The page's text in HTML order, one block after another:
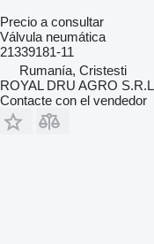
Precio a consultar
Válvula neumática
21339181-11
Rumanía, Cristesti
ROYAL DRU AGRO
Contacte con el vendedor